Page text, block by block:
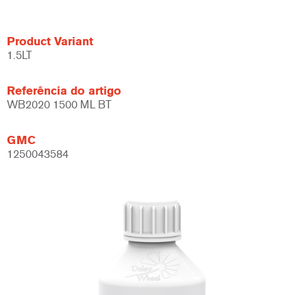
Product Variant
1.5LT
Referência do artigo
WB2020 1500 ML BT
GMC
1250043584